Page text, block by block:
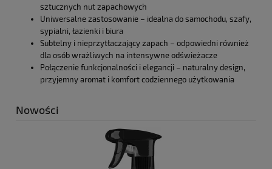
sztucznych nut zapachowych
Uniwersalne zastosowanie – idealna do samochodu, szafy,
sypialni, łazienki i biura
Subtelny i nieprzytłaczający zapach – odpowiedni również
dla osób wrażliwych na intensywne odświeżacze
Połączenie funkcjonalności i elegancji – naturalny design,
przyjemny aromat i komfort codziennego użytkowania
Nowości